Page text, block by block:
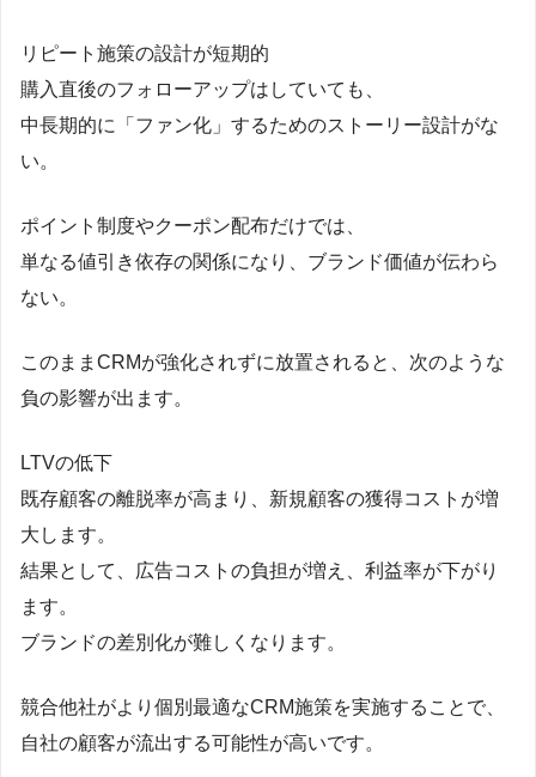
リピート施策の設計が短期的
購入直後のフォローアップはしていても、
中長期的に「ファン化」するためのストーリー設計がな
い。
ポイント制度やクーポン配布だけでは、
単なる値引き依存の関係になり、ブランド価値が伝わら
ない。
このままCRMが強化されずに放置されると、次のような
負の影響が出ます。
LTVの低下
既存顧客の離脱率が高まり、新規顧客の獲得コストが増
大します。
結果として、広告コストの負担が増え、利益率が下がり
ます。
ブランドの差別化が難しくなります。
競合他社がより個別最適なCRM施策を実施することで、
自社の顧客が流出する可能性が高いです。